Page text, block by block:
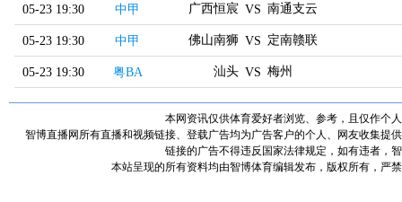
05-23 19:30 中甲 广西恒宸 VS 南通支云
05-23 19:30 中甲 佛山南狮 VS 定南赣联
05-23 19:30 粤BA 汕头 VS 梅州
本网资讯仅供体育爱好者浏览、参考，且仅作个
智博直播网所有直播和视频链接、登载广告均为广告客户的个人、网友收集提
链接的广告不得违反国家法律规定，如有违者，
本站呈现的所有资料均由智博体育编辑发布，版权所有，严